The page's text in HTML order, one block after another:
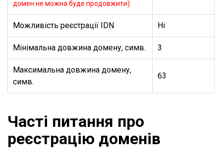
домен не можна буде продовжити)
Можливість реєстрації IDN Ні
Мінімальна довжина домену, симв. 3
Максимальна довжина домену,
симв.
63
Часті питання про
реєстрацію доменів